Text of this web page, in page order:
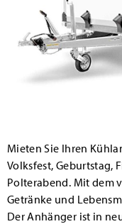
Mieten Sie Ihren
Volksfest, Geburtstag,
Polterabend. Mit dem
Getränke und
Der Anhänger ist in